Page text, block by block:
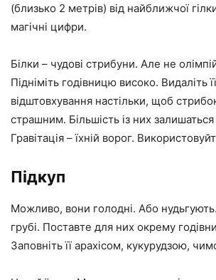
(близько 2 метрів) від найближчої
магічні цифри.
Білки – чудові стрибуни. Але не
Підніміть годівницю високо. Видаліть
відштовхування настільки, щоб
страшним. Більшість із них залишаться
Гравітація – їхній ворог.
Підкуп
Можливо, вони голодні. Або
грубі. Поставте для них окрему
Заповніть її арахісом, кукурудзою,